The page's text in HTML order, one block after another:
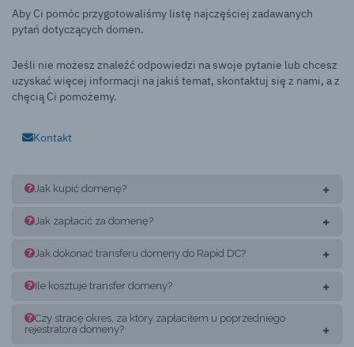
Aby Ci pomóc przygotowaliśmy listę najczęściej zadawanych
pytań dotyczących domen.
Jeśli nie możesz znaleźć odpowiedzi na swoje pytanie lub chcesz
uzyskać więcej informacji na jakiś temat, skontaktuj się z nami, a z
chęcią Ci pomożemy.
Kontakt
Jak kupić domenę?
Jak zapłacić za domenę?
Jak dokonać transferu domeny do Rapid DC?
Ile kosztuje transfer domeny?
Czy stracę okres, za który zapłaciłem u poprzedniego
rejestratora domeny?